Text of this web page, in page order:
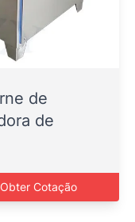
de
de
Obter Cotação